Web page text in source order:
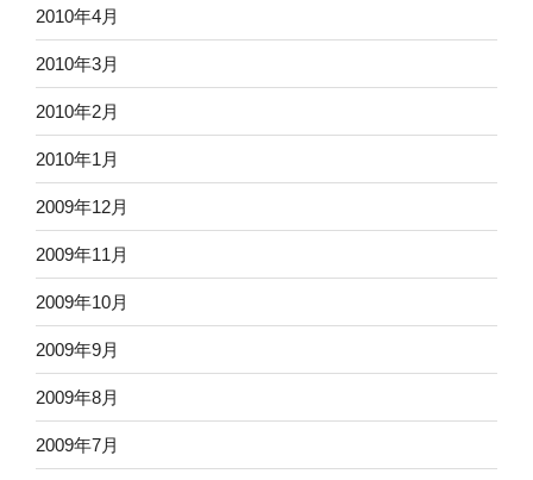
2010年4月
2010年3月
2010年2月
2010年1月
2009年12月
2009年11月
2009年10月
2009年9月
2009年8月
2009年7月